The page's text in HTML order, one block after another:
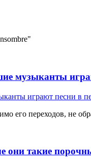
музыканты
его переходов, не
они такие